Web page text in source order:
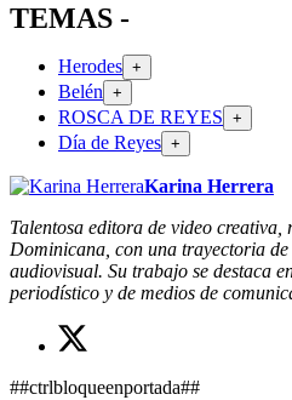
TEMAS -
Herodes +
Belén +
ROSCA DE REYES +
Día de Reyes +
Karina Herrera
Talentosa editora de video
Dominicana, con una trayectoria
audiovisual. Su trabajo se destaca
periodístico y de medios de
##ctrlbloqueenportada##